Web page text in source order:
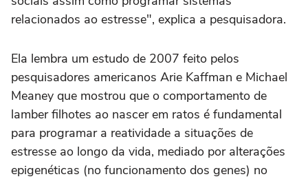
relacionados ao estresse", explica a pesquisadora.
Ela lembra um estudo de 2007 feito pelos
pesquisadores americanos Arie Kaffman e Michael
Meaney que mostrou que o comportamento de
lamber filhotes ao nascer em ratos é fundamental
para programar a reatividade a situações de
estresse ao longo da vida, mediado por alterações
epigenéticas (no funcionamento dos genes) no